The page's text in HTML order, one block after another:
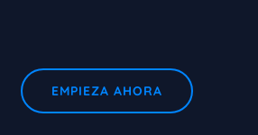
EMPIEZA AHORA